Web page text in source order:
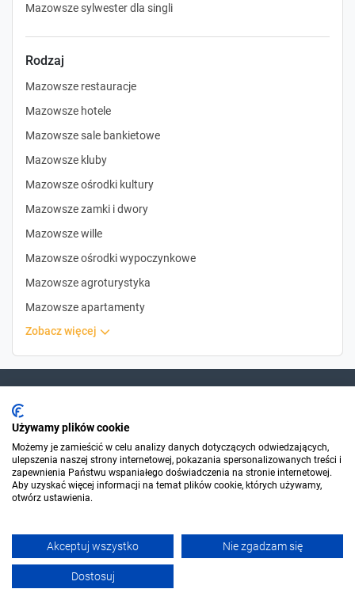
Mazowsze sylwester dla singli
Rodzaj
Mazowsze restauracje
Mazowsze hotele
Mazowsze sale bankietowe
Mazowsze kluby
Mazowsze ośrodki kultury
Mazowsze zamki i dwory
Mazowsze wille
Mazowsze ośrodki wypoczynkowe
Mazowsze agroturystyka
Mazowsze apartamenty
zobacz więcej
Dla szukających
Dla organizatorów
© 2006-2026 Sylwester.pl
Używamy plików cookie
Możemy je zamieścić w celu analizy danych dotyczących odwiedzających,
ulepszenia naszej strony internetowej, pokazania spersonalizowanych treści i
zapewnienia Państwu wspaniałego doświadczenia na stronie internetowej.
Aby uzyskać więcej informacji na temat plików cookie, których używamy,
otwórz ustawienia.
Akceptuj wszystko Nie zgadzam się
Dostosuj